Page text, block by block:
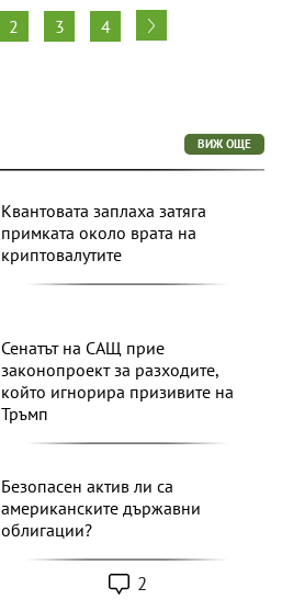
2 3 4
ВИЖ ОЩЕ
Квантовата заплаха затяга
примката около врата на
криптовалутите
Сенатът на САЩ прие
законопроект за разходите,
който игнорира призивите на
Тръмп
Безопасен актив ли са
американските държавни
облигации?
2